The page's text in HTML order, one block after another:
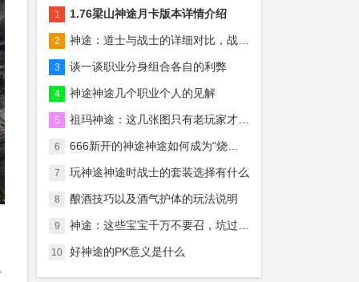
1 1.76梁山神途月卡版本详情介绍
2 神途：道士与战士的详细对比，战士真的后期无敌吗？
3 谈一谈职业分身组合各自的利弊
4 神途神途几个职业个人的见解
5 祖玛神途：这几张图只有老玩家才知道什么意思，慢慢的全是回忆！
6 666新开的神途神途如何成为“烧钱”游戏中最“烧钱”的？
7 玩神途神途时战士的套装选择有什么
8 酿酒技巧以及酒气护体的玩法说明
9 神途：这些宝宝千万不要召，坑过无数的法师玩家！
10 好神途的PK意义是什么